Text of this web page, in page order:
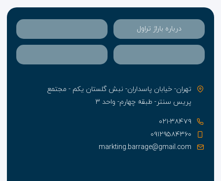
درباره باراژ تراول
تهران- خیابان پاسداران- نبش گلستان یکم - مجتمع
پریس سنتر- طبقه چهارم- واحد ۳
۰۲۱-۳۸۴۷۹
۰۹۱۲۹۵۸۴۳۶۰
markting.barrage@gmail.com